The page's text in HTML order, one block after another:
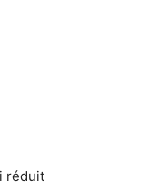
réduit